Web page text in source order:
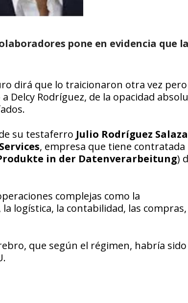
pone en evidencia que
dirá que lo traicionaron otra vez
Delcy Rodríguez, de la opacidad
su testaferro Julio Rodríguez
, empresa que tiene contratada
in der Datenverarbeitung)
complejas como la
logística, la contabilidad, las compras,
que según el régimen, habría sido